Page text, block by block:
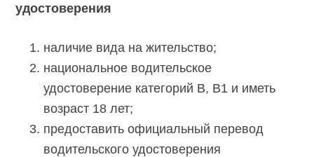
удостоверения
наличие вида на жительство;
национальное водительское
удостоверение категорий В, В1 и иметь
возраст 18 лет;
предоставить официальный перевод
водительского удостоверения